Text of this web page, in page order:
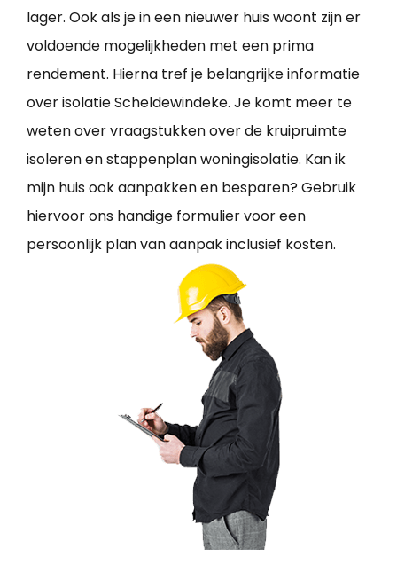
lager. Ook als je in een nieuwer huis woont zijn er
voldoende mogelijkheden met een prima
rendement. Hierna tref je belangrijke informatie
over isolatie Scheldewindeke. Je komt meer te
weten over vraagstukken over de kruipruimte
isoleren en stappenplan woningisolatie. Kan ik
mijn huis ook aanpakken en besparen? Gebruik
hiervoor ons handige formulier voor een
persoonlijk plan van aanpak inclusief kosten.